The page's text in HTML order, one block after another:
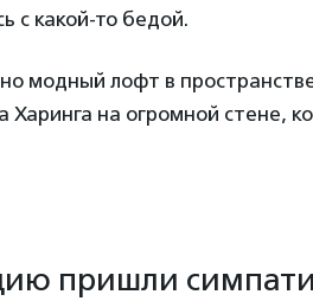
с какой-то бедой.
модный лофт в
Харинга на огромной стене,
пришли